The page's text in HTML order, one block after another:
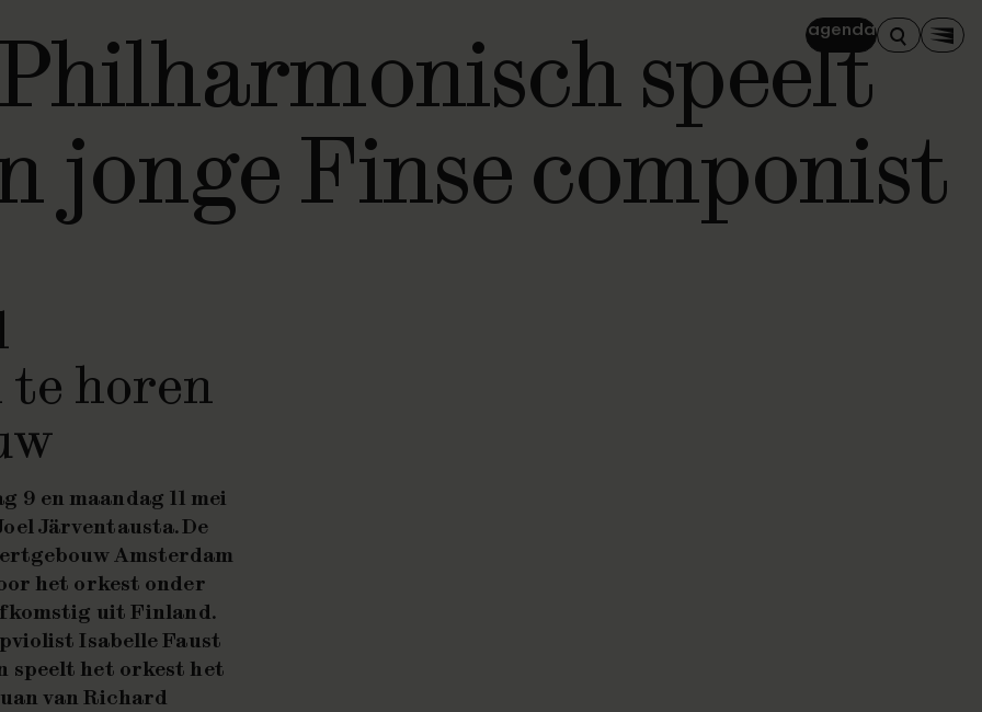
agenda
Zoeken
speelt
jonge Finse componist
horen
en maandag 11 mei
Järventausta. De
Amsterdam
het orkest onder
uit Finland.
Isabelle Faust
speelt het orkest het
van Richard